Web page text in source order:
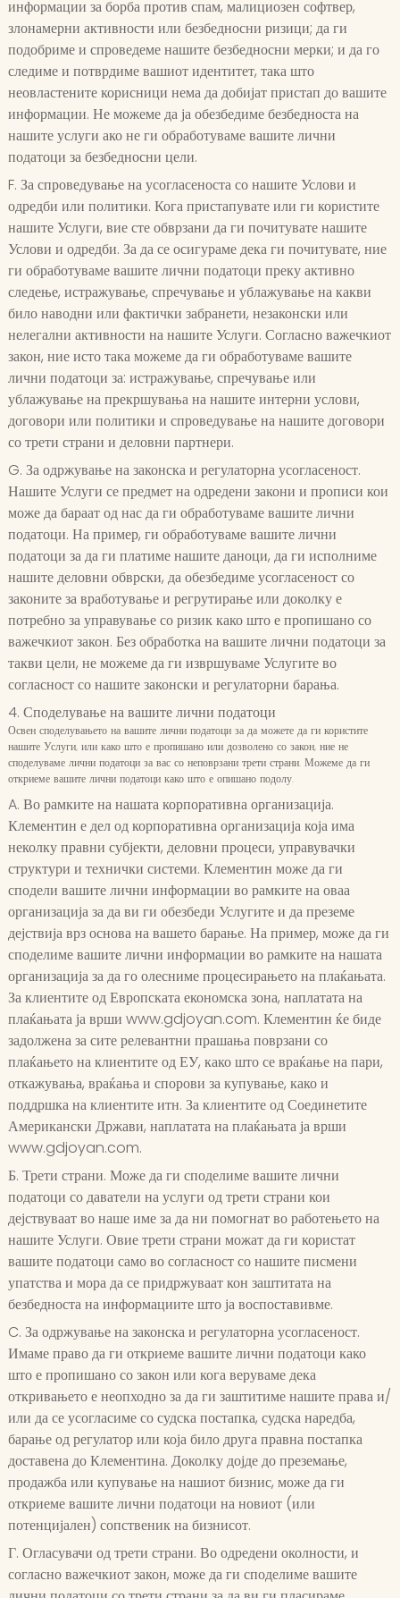
информации за борба против спам, малициозен софтвер,
злонамерни активности или безбедносни ризици; да ги
подобриме и спроведеме нашите безбедносни мерки; и да го
следиме и потврдиме вашиот идентитет, така што
неовластените корисници нема да добијат пристап до вашите
информации. Не можеме да ја обезбедиме безбедноста на
нашите услуги ако не ги обработуваме вашите лични
податоци за безбедносни цели.
F. За спроведување на усогласеноста со нашите Услови и
одредби или политики. Кога пристапувате или ги користите
нашите Услуги, вие сте обврзани да ги почитувате нашите
Услови и одредби. За да се осигураме дека ги почитувате, ние
ги обработуваме вашите лични податоци преку активно
следење, истражување, спречување и ублажување на какви
било наводни или фактички забранети, незаконски или
нелегални активности на нашите Услуги. Согласно важечкиот
закон, ние исто така можеме да ги обработуваме вашите
лични податоци за: истражување, спречување или
ублажување на прекршувања на нашите интерни услови,
договори или политики и спроведување на нашите договори
со трети страни и деловни партнери.
G. За одржување на законска и регулаторна усогласеност.
Нашите Услуги се предмет на одредени закони и прописи кои
може да бараат од нас да ги обработуваме вашите лични
податоци. На пример, ги обработуваме вашите лични
податоци за да ги платиме нашите даноци, да ги исполниме
нашите деловни обврски, да обезбедиме усогласеност со
законите за вработување и регрутирање или доколку е
потребно за управување со ризик како што е пропишано со
важечкиот закон. Без обработка на вашите лични податоци за
такви цели, не можеме да ги извршуваме Услугите во
согласност со нашите законски и регулаторни барања.
4. Споделување на вашите лични податоци
Освен споделувањето на вашите лични податоци за да можете да ги користите
нашите Услуги, или како што е пропишано или дозволено со закон, ние не
споделуваме лични податоци за вас со неповрзани трети страни. Можеме да ги
откриеме вашите лични податоци како што е опишано подолу.
A. Во рамките на нашата корпоративна организација.
Клементин е дел од корпоративна организација која има
неколку правни субјекти, деловни процеси, управувачки
структури и технички системи. Клементин може да ги
сподели вашите лични информации во рамките на оваа
организација за да ви ги обезбеди Услугите и да преземе
дејствија врз основа на вашето барање. На пример, може да ги
споделиме вашите лични информации во рамките на нашата
организација за да го олесниме процесирањето на плаќањата.
За клиентите од Европската економска зона, наплатата на
плаќањата ја врши www.gdjoyan.com. Клементин ќе биде
задолжена за сите релевантни прашања поврзани со
плаќањето на клиентите од ЕУ, како што се враќање на пари,
откажувања, враќања и спорови за купување, како и
поддршка на клиентите итн. За клиентите од Соединетите
Американски Држави, наплатата на плаќањата ја врши
www.gdjoyan.com.
Б. Трети страни. Може да ги споделиме вашите лични
податоци со даватели на услуги од трети страни кои
дејствуваат во наше име за да ни помогнат во работењето на
нашите Услуги. Овие трети страни можат да ги користат
вашите податоци само во согласност со нашите писмени
упатства и мора да се придржуваат кон заштитата на
безбедноста на информациите што ја воспоставивме.
C. За одржување на законска и регулаторна усогласеност.
Имаме право да ги откриеме вашите лични податоци како
што е пропишано со закон или кога веруваме дека
откривањето е неопходно за да ги заштитиме нашите права и/
или да се усогласиме со судска постапка, судска наредба,
барање од регулатор или која било друга правна постапка
доставена до Клементина. Доколку дојде до преземање,
продажба или купување на нашиот бизнис, може да ги
откриеме вашите лични податоци на новиот (или
потенцијален) сопственик на бизнисот.
Г. Огласувачи од трети страни. Во одредени околности, и
согласно важечкиот закон, може да ги споделиме вашите